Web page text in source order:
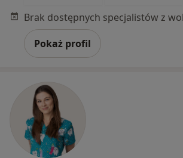
Pokaż profil